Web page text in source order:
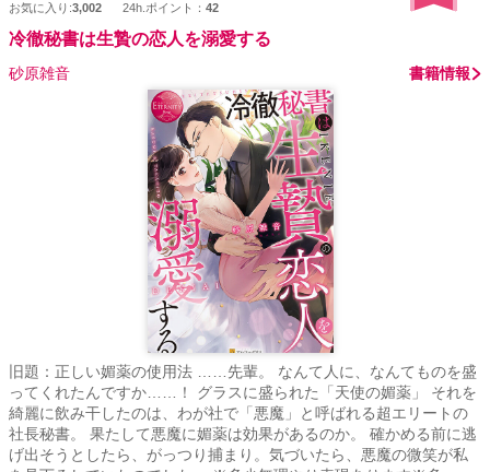
お気に入り:3,002 24h.ポイント： 42
冷徹秘書は生贄の恋人を溺愛する
砂原雑音 書籍情報
旧題：正しい媚薬の使用法 ……先輩。 なんて人に、なんてものを盛
ってくれたんですか……！ グラスに盛られた「天使の媚薬」 それを
綺麗に飲み干したのは、わが社で「悪魔」と呼ばれる超エリートの
社長秘書。 果たして悪魔に媚薬は効果があるのか。 確かめる前に逃
げ出そうとしたら、がっつり捕まり。気づいたら、悪魔の微笑が私